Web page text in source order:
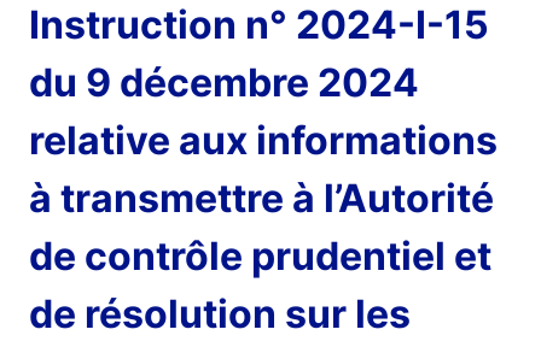
Instruction n° 2024-I-15
du 9 décembre 2024
relative aux informations
à transmettre à l’Autorité
de contrôle prudentiel et
de résolution sur les